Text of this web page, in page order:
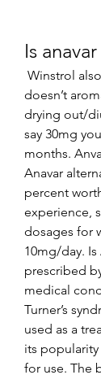
Is
doesn’t
drying out/
say 30mg
months.
Anavar
percent
experience,
dosages for
10mg/day. Is
prescribed
medical
Turner’s
used as a
its popularity
for use. The